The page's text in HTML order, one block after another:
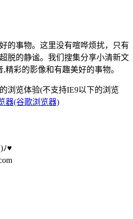
的事物。这里没有喧哗烦扰，只有
脱的静谧。我们搜集分享小清新文
精彩的影像和有趣美好的事物。
浏览体验(不支持IE9以下的浏览
器(谷歌浏览器)
ﾉ♥